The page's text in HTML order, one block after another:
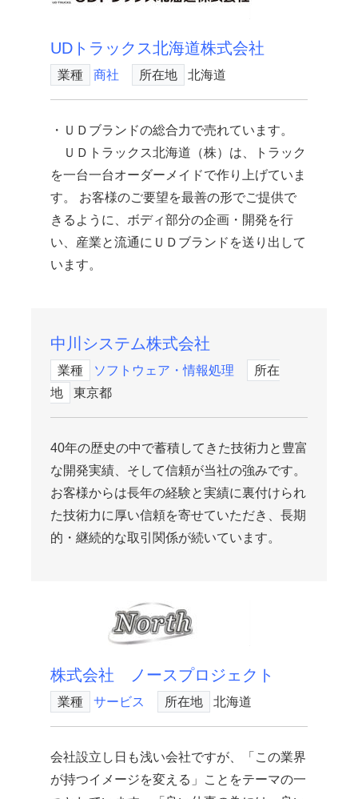
UDトラックス北海道株式会社
業種 商社 所在地 北海道
・ＵＤブランドの総合力で売れています。
ＵＤトラックス北海道（株）は、トラック
を一台一台オーダーメイドで作り上げていま
す。 お客様のご要望を最善の形でご提供で
きるように、ボディ部分の企画・開発を行
い、産業と流通にＵＤブランドを送り出して
います。
中川システム株式会社
業種 ソフトウェア・情報処理
所在
地
東京都
40年の歴史の中で蓄積してきた技術力と豊富
な開発実績、そして信頼が当社の強みです。
お客様からは長年の経験と実績に裏付けられ
た技術力に厚い信頼を寄せていただき、長期
的・継続的な取引関係が続いています。
株式会社 ノースプロジェクト
業種 サービス 所在地 北海道
会社設立し日も浅い会社ですが、「この業界
が持つイメージを変える」ことをテーマの一